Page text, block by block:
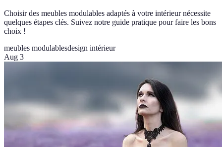
Choisir des meubles modulables adaptés à votre intérieur nécessite
quelques étapes clés. Suivez notre guide pratique pour faire les bons
choix !
meubles modulablesdesign intérieur
Aug 3